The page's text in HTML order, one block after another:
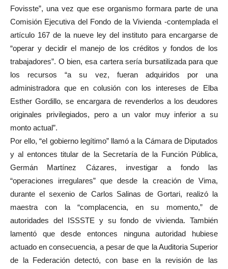
Fovisste”, una vez que ese organismo formara parte de una
Comisión Ejecutiva del Fondo de la Vivienda -contemplada el
artículo 167 de la nueve ley del instituto para encargarse de
“operar y decidir el manejo de los créditos y fondos de los
trabajadores”. O bien, esa cartera sería bursatilizada para que
los recursos “a su vez, fueran adquiridos por una
administradora que en colusión con los intereses de Elba
Esther Gordillo, se encargara de revenderlos a los deudores
originales privilegiados, pero a un valor muy inferior a su
monto actual”.
Por ello, “el gobierno legítimo” llamó a la Cámara de Diputados
y al entonces titular de la Secretaría de la Función Pública,
Germán Martínez Cázares, investigar a fondo las
“operaciones irregulares” que desde la creación de Vima,
durante el sexenio de Carlos Salinas de Gortari, realizó la
maestra con la “complacencia, en su momento,” de
autoridades del ISSSTE y su fondo de vivienda. También
lamentó que desde entonces ninguna autoridad hubiese
actuado en consecuencia, a pesar de que la Auditoria Superior
de la Federación detectó, con base en la revisión de las